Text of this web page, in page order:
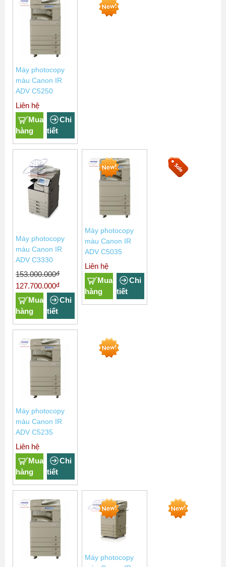
Máy photocopy
màu Canon IR
ADV C5250
Liên hệ
Mua
hàng
Chi
tiết
Máy photocopy
màu Canon IR
ADV C3330
153.000.000đ
127.700.000đ
Mua
hàng
Chi
tiết
Máy photocopy
màu Canon IR
ADV C5035
Liên hệ
Mua
hàng
Chi
tiết
Máy photocopy
màu Canon IR
ADV C5235
Liên hệ
Mua
hàng
Chi
tiết
Máy photocopy